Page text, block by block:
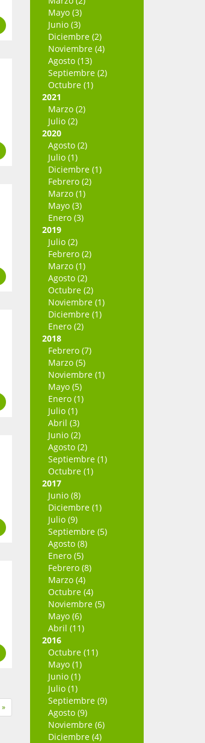
»
Mayo (3)
Junio (3)
Diciembre (2)
Noviembre (4)
Agosto (13)
Septiembre (2)
Octubre (1)
2021
Marzo (2)
Julio (2)
2020
Agosto (2)
Julio (1)
Diciembre (1)
Febrero (2)
Marzo (1)
Mayo (3)
Enero (3)
2019
Julio (2)
Febrero (2)
Marzo (1)
Agosto (2)
Octubre (2)
Noviembre (1)
Diciembre (1)
Enero (2)
2018
Febrero (7)
Marzo (5)
Noviembre (1)
Mayo (5)
Enero (1)
Julio (1)
Abril (3)
Junio (2)
Agosto (2)
Septiembre (1)
Octubre (1)
2017
Junio (8)
Diciembre (1)
Julio (9)
Septiembre (5)
Agosto (8)
Enero (5)
Febrero (8)
Marzo (4)
Octubre (4)
Noviembre (5)
Mayo (6)
Abril (11)
2016
Octubre (11)
Mayo (1)
Junio (1)
Julio (1)
Septiembre (9)
Agosto (9)
Noviembre (6)
Diciembre (4)